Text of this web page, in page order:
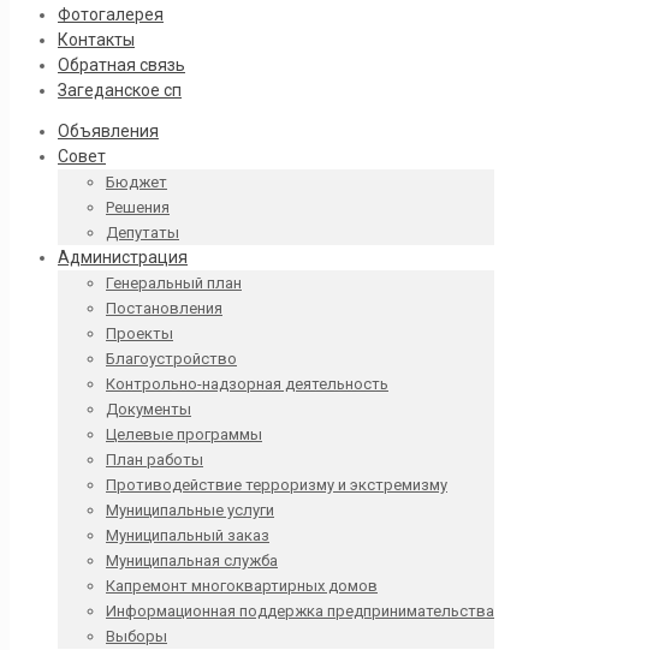
Фотогалерея
Контакты
Обратная связь
Загеданское сп
Объявления
Совет
Бюджет
Решения
Депутаты
Администрация
Генеральный план
Постановления
Проекты
Благоустройство
Контрольно-надзорная деятельность
Документы
Целевые программы
План работы
Противодействие терроризму и экстремизму
Муниципальные услуги
Муниципальный заказ
Муниципальная служба
Капремонт многоквартирных домов
Информационная поддержка предпринимательства
Выборы